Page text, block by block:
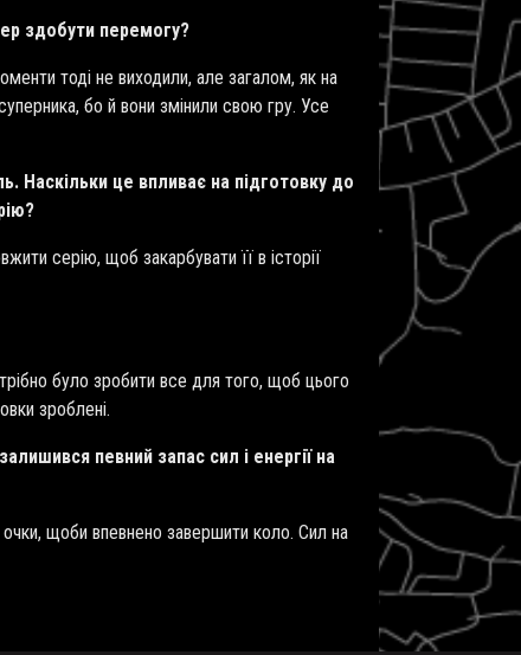
здобути перемогу?
тоді не виходили, але загалом, як на
бо й вони змінили свою гру. Усе
Наскільки це впливає на підготовку до
серію, щоб закарбувати її в історії
було зробити все для того, щоб цього
зроблені.
певний запас сил і енергії на
щоби впевнено завершити коло. Сил на